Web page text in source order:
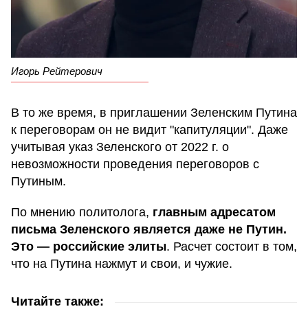
Игорь Рейтерович
В то же время, в приглашении Зеленским Путина
к переговорам он не видит "капитуляции". Даже
учитывая указ Зеленского от 2022 г. о
невозможности проведения переговоров с
Путиным.
По мнению политолога, главным адресатом
письма Зеленского является даже не Путин.
Это — российские элиты. Расчет состоит в том,
что на Путина нажмут и свои, и чужие.
Читайте также: